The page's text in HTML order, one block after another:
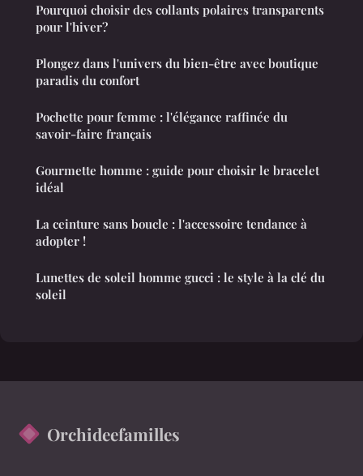
Pourquoi choisir des collants polaires transparents
pour l'hiver?
Plongez dans l'univers du bien-être avec boutique
paradis du confort
Pochette pour femme : l'élégance raffinée du
savoir-faire français
Gourmette homme : guide pour choisir le bracelet
idéal
La ceinture sans boucle : l'accessoire tendance à
adopter !
Lunettes de soleil homme gucci : le style à la clé du
soleil
Orchideefamilles